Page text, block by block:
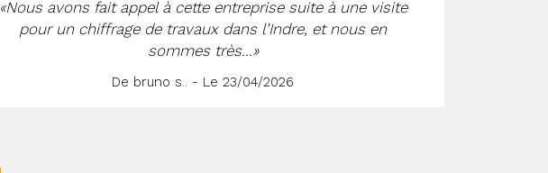
«Nous avons fait appel à cette entreprise suite à une visite
pour un chiffrage de travaux dans l’Indre, et nous en
sommes très...»
De bruno s.. - Le 23/04/2026